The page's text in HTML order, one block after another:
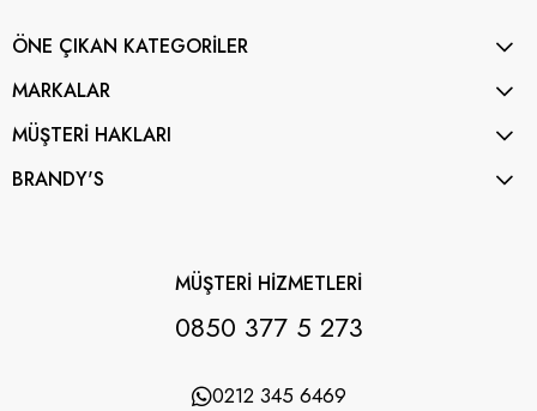
ÖNE ÇIKAN KATEGORİLER
MARKALAR
MÜŞTERİ HAKLARI
BRANDY'S
MÜŞTERİ HİZMETLERİ
0850 377 5 273
0212 345 6469